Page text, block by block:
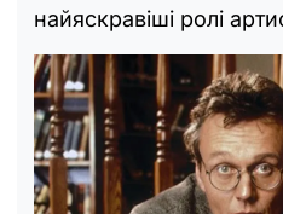
найяскравіші ролі